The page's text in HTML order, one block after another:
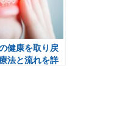
健康を取り戻
法と流れを詳